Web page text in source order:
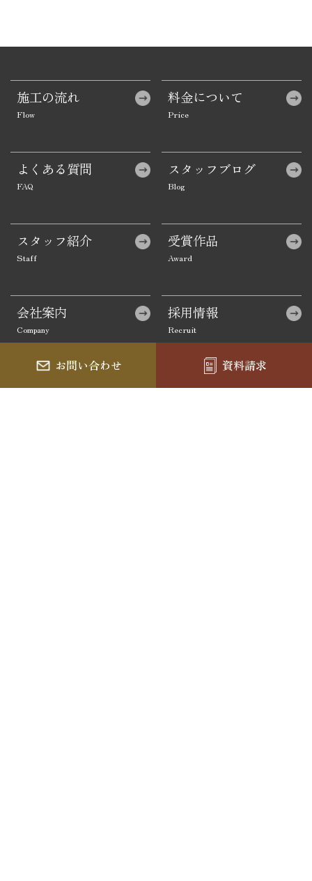
お問い合わせ 資料請求
施工の流れ 料金について
よくある質問 スタッフブログ
スタッフ紹介 受賞作品
会社案内 採用情報